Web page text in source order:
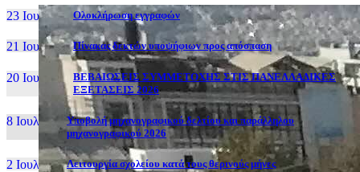
23 Ιουλ, 26 Ολοκλήρωση εγγραφών
21 Ιουλ, 26 Πίνακας δεκτών υποψήφιων προς απόσπαση
20 Ιουλ, 26
ΒΕΒΑΙΩΣΕΙΣ ΣΥΜΜΕΤΟΧΗΣ ΣΤΙΣ ΠΑΝΕΛΛΑΔΙΚΕΣ
ΕΞΕΤΑΣΕΙΣ 2026
8 Ιουλ, 26
Υποβολή μηχανογραφικού δελτίου και παράλληλου
μηχανογραφικού 2026
2 Ιουλ, 26 Λειτουργία σχολείου κατά τους θερινούς μήνες